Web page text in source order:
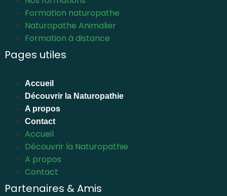
Formation naturopathe
Naturopathe Animalier
Formation à distance
Pages utiles
Accueil
Découvrir la Naturopathie
A propos
Contact
Accueil
Découvrir la Naturopathie
A propos
Contact
Partenaires & Amis